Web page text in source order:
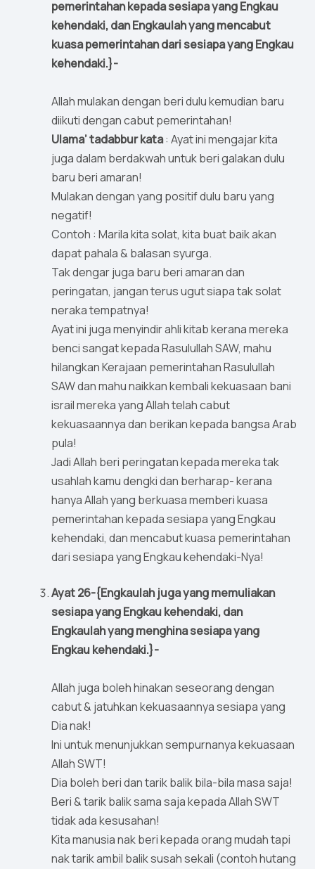
pemerintahan kepada sesiapa yang Engkau
kehendaki, dan Engkaulah yang mencabut
kuasa pemerintahan dari sesiapa yang Engkau
kehendaki.}-
Allah mulakan dengan beri dulu kemudian baru
diikuti dengan cabut pemerintahan!
Ulama’ tadabbur kata: Ayat ini mengajar kita
juga dalam berdakwah untuk beri galakan dulu
baru beri amaran!
Mulakan dengan yang positif dulu baru yang
negatif!
Contoh : Marila kita solat, kita buat baik akan
dapat pahala & balasan syurga.
Tak dengar juga baru beri amaran dan
peringatan, jangan terus ugut siapa tak solat
neraka tempatnya!
Ayat ini juga menyindir ahli kitab kerana mereka
benci sangat kepada Rasulullah SAW, mahu
hilangkan Kerajaan pemerintahan Rasulullah
SAW dan mahu naikkan kembali kekuasaan bani
israil mereka yang Allah telah cabut
kekuasaannya dan berikan kepada bangsa Arab
pula!
Jadi Allah beri peringatan kepada mereka tak
usahlah kamu dengki dan berharap- kerana
hanya Allah yang berkuasa memberi kuasa
pemerintahan kepada sesiapa yang Engkau
kehendaki, dan mencabut kuasa pemerintahan
dari sesiapa yang Engkau kehendaki-Nya!
Ayat 26-{Engkaulah juga yang memuliakan
sesiapa yang Engkau kehendaki, dan
Engkaulah yang menghina sesiapa yang
Engkau kehendaki.}-
Allah juga boleh hinakan seseorang dengan
cabut & jatuhkan kekuasaannya sesiapa yang
Dia nak!
Ini untuk menunjukkan sempurnanya kekuasaan
Allah SWT!
Dia boleh beri dan tarik balik bila-bila masa saja!
Beri & tarik balik sama saja kepada Allah SWT
tidak ada kesusahan!
Kita manusia nak beri kepada orang mudah tapi
nak tarik ambil balik susah sekali (contoh hutang